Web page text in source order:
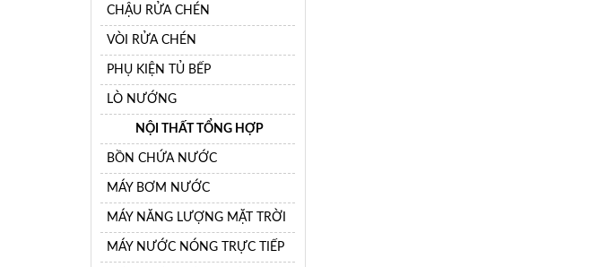
CHẬU RỬA CHÉN
VÒI RỬA CHÉN
PHỤ KIỆN TỦ BẾP
LÒ NƯỚNG
NỘI THẤT TỔNG HỢP
BỒN CHỨA NƯỚC
MÁY BƠM NƯỚC
MÁY NĂNG LƯỢNG MẶT TRỜI
MÁY NƯỚC NÓNG TRỰC TIẾP